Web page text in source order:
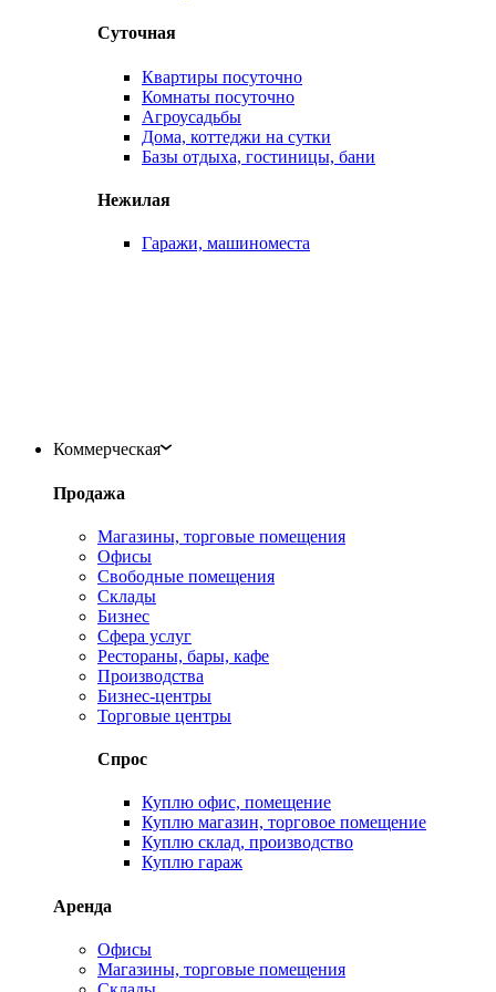
Суточная
Квартиры посуточно
Комнаты посуточно
Агроусадьбы
Дома, коттеджи на сутки
Базы отдыха, гостиницы, бани
Нежилая
Гаражи, машиноместа
Коммерческая
Продажа
Магазины, торговые помещения
Офисы
Свободные помещения
Склады
Бизнес
Сфера услуг
Рестораны, бары, кафе
Производства
Бизнес-центры
Торговые центры
Спрос
Куплю офис, помещение
Куплю магазин, торговое помещение
Куплю склад, производство
Куплю гараж
Аренда
Офисы
Магазины, торговые помещения